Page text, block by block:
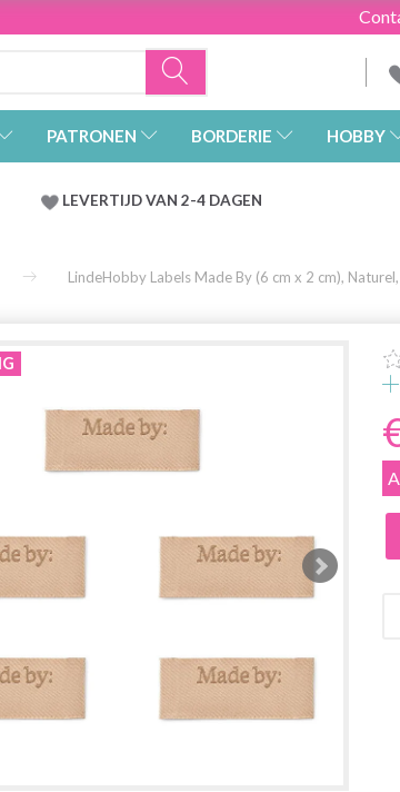
PATRONEN BORDERIE HOBBY
LEVERTIJD VAN 2-4 DAGEN
LindeHobby Labels Made By (6 cm x 2 cm),